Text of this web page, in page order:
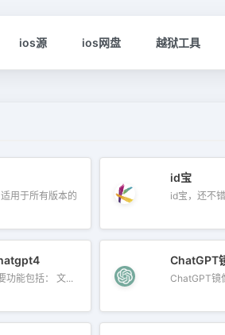
ios源 ios网盘 越狱工具
JoiHouse钟意小屋）致力于为 iPhone、iPad
用于所有版本的 iOS 17...
id宝
id宝，还不
Merlin AI 的主要功能包括： 文...
ChatGPT
ChatGPT镜